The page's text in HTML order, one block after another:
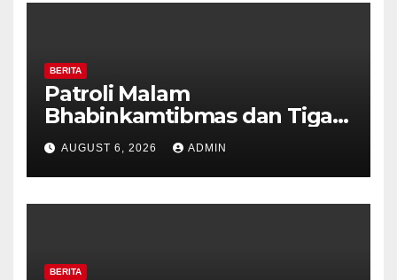
BERITA
Patroli Malam
Bhabinkamtibmas dan Tiga
Pilar Kelurahan Ungaran
Perkuat Kamtibmas, Warga
Diajak Aktifkan Ronda
AUGUST 6, 2026 ADMIN
BERITA